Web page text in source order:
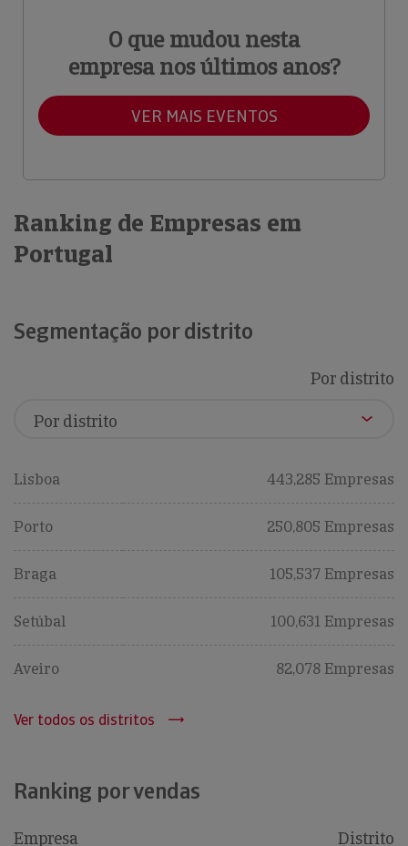
O que mudou nesta
empresa nos últimos anos?
VER MAIS EVENTOS
Ranking de Empresas em
Portugal
Segmentação por distrito
Por distrito
Lisboa 443,285 Empresas
Porto 250,805 Empresas
Braga 105,537 Empresas
Setúbal 100,631 Empresas
Aveiro 82,078 Empresas
Ver todos os distritos
Ranking por vendas
Empresa Distrito